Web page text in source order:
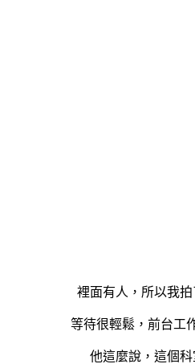
裡面有人，所以我拍
等待很輕鬆，前台工
他這麼說，這個科